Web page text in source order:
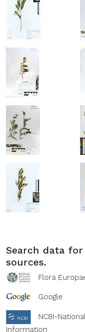
Search data
sources.
Flora
Google
NCBI-
Information